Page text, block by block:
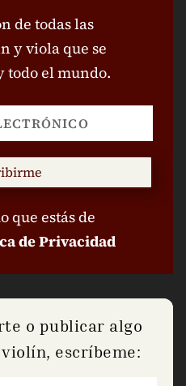
de todas las
y viola que se
todo el mundo.
que estás de
de Privacidad
o publicar algo
escríbeme: